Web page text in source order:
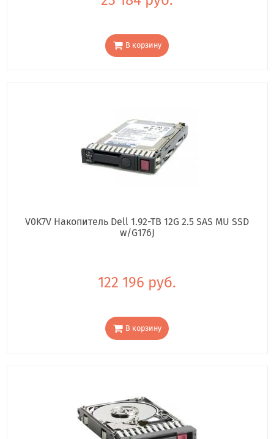
В корзину
V0K7V Накопитель Dell 1.92-TB 12G 2.5 SAS MU SSD
w/G176J
122 196 руб.
В корзину